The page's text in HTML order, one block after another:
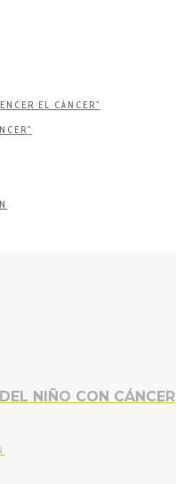
EL CÁNCER"
NIÑO CON CÁNCER